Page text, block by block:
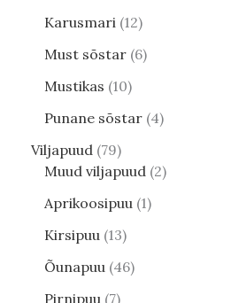
Karusmari 12
Must sõstar 6
Mustikas 10
Punane sõstar 4
Viljapuud 79
Muud viljapuud 2
Aprikoosipuu 1
Kirsipuu 13
Õunapuu 46
Pirnipuu 7